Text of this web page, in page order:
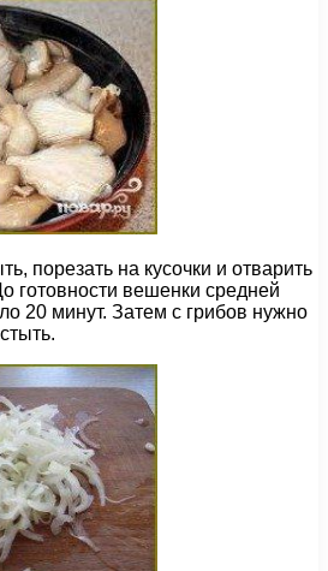
порезать на кусочки и отварить
готовности вешенки средней
20 минут. Затем с грибов нужно